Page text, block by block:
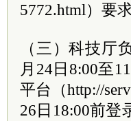
5772.html）要
（三）科技厅
月24日8:00至
平台（http://
26日18:00前登